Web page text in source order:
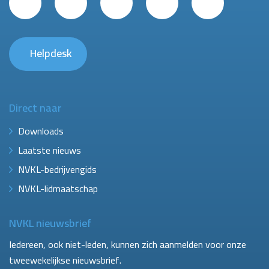
Helpdesk
Direct naar
Downloads
Laatste nieuws
NVKL-bedrijvengids
NVKL-lidmaatschap
NVKL nieuwsbrief
Iedereen, ook niet-leden, kunnen zich aanmelden voor onze
tweewekelijkse nieuwsbrief.